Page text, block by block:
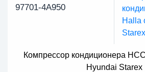
97701-4A950
Компрессор кондиционера
Hyundai Starex